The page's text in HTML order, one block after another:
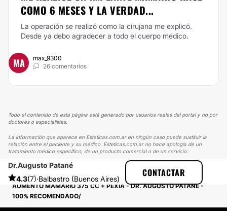
COMO 6 MESES Y LA VERDAD...
La operación se realizó como la cirujana me explicó.
Desde ya debo agradecer a todo el cuerpo médico.
MA
max_9300
26 comentarios
Todo el contenido de esta página está generado por usuarios reales del portal y no por
doctores o especialistas.
La información que aparece en Esteticas.com.ar en ningún caso puede sustituir la
relación entre el paciente y su médico. Esteticas.com.ar no hace apología de un
tratamiento médico específico, de un producto comercial o de un servicio.
Dr.​Augusto Patané​
4.3(7)·Balbastro (Buenos Aires)
CONTACTAR
ESTETICAS
EXPERIENCIAS
EXPERIENCIAS SOBRE AUMENTO MAMAS
AUMENTO MAMARIO 375 CC + PEXIA - DR. AUGUSTO PATANE -
100% RECOMENDADO